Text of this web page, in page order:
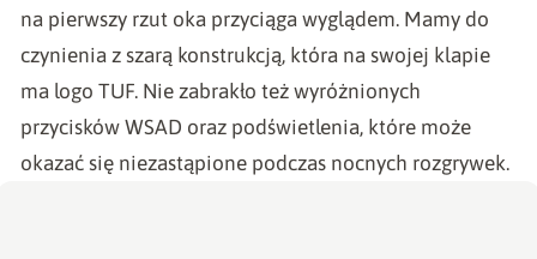
na pierwszy rzut oka przyciąga wyglądem. Mamy do
czynienia z szarą konstrukcją, która na swojej klapie
ma logo TUF. Nie zabrakło też wyróżnionych
przycisków WSAD oraz podświetlenia, które może
okazać się niezastąpione podczas nocnych rozgrywek.